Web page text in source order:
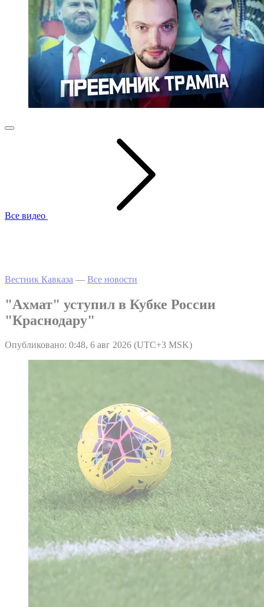
Все видео
Вестник Кавказа — Все новости
"Ахмат" уступил в Кубке России
"Краснодару"
Опубликовано: 0:48, 6 авг 2026 (UTC+3 MSK)